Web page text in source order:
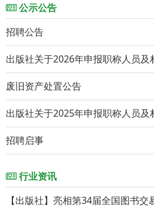
公示公告
招聘公告
出版社关于2026年申报职称人员及
废旧资产处置公告
出版社关于2025年申报职称人员及
招聘启事
行业资讯
【出版社】亮相第34届全国图书交